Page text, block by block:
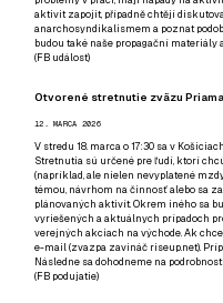
aktivit zapojit, případně chtějí
anarchosyndikalismem a poznat
budou také naše propagační materiály
(FB událost)
Otvorené stretnutie zväzu Priama
12. MARCA 2026
V stredu 18. marca o 17:30 sa v
Stretnutia sú určené pre ľudí, ktorí
(napríklad, ale nielen nevyplatené
témou, návrhom na činnosť alebo sa
plánovaných aktivít. Okrem iného sa
vyriešených a aktuálnych prípadoch
verejných akciach na východe. Ak
e-mail (zvazpa zavináč riseup.net).
Následne sa dohodneme na
(FB podujatie)